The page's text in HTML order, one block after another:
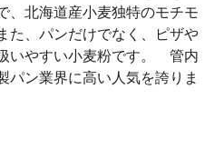
、北海道産小麦独特のモチモ
、パンだけでなく、ピザや
いやすい小麦粉です。 管内
パン業界に高い人気を誇りま